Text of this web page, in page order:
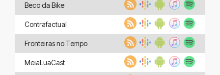
Beco da Bike
Contrafactual
Fronteiras no Tempo
MeiaLuaCast